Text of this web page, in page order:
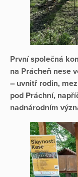
První společná
na Prácheň nese
– uvnitř rodin,
pod Práchní,
nadnárodním